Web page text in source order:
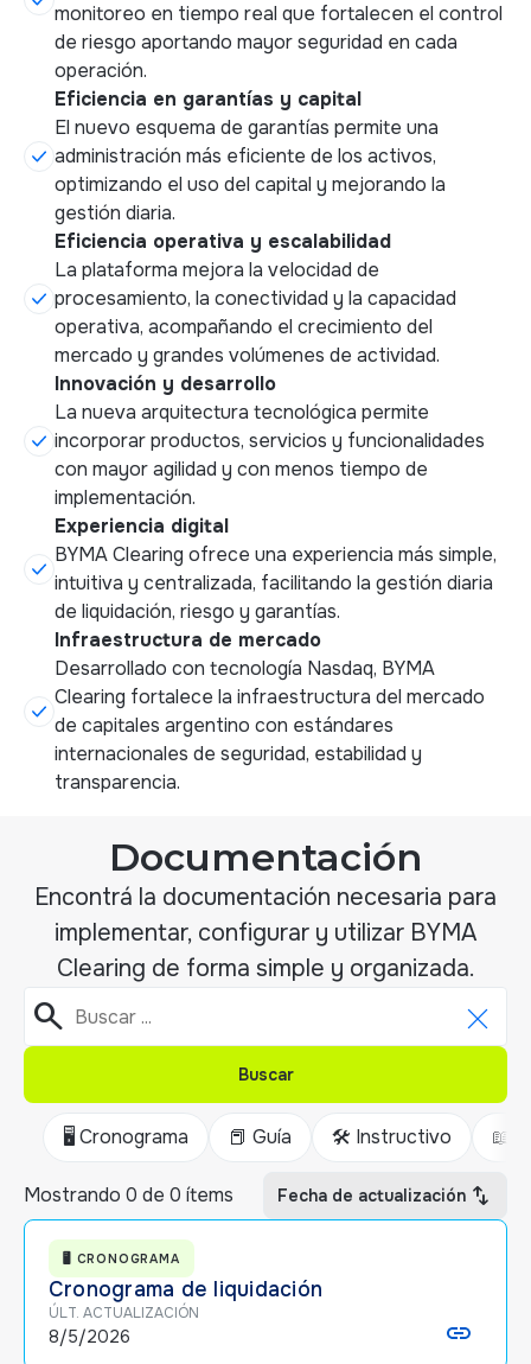
monitoreo en tiempo real que fortalecen el control
de riesgo aportando mayor seguridad en cada
operación.
Eficiencia en garantías y capital
El nuevo esquema de garantías permite una
administración más eficiente de los activos,
optimizando el uso del capital y mejorando la
gestión diaria.
Eficiencia operativa y escalabilidad
La plataforma mejora la velocidad de
procesamiento, la conectividad y la capacidad
operativa, acompañando el crecimiento del
mercado y grandes volúmenes de actividad.
Innovación y desarrollo
La nueva arquitectura tecnológica permite
incorporar productos, servicios y funcionalidades
con mayor agilidad y con menos tiempo de
implementación.
Experiencia digital
BYMA Clearing ofrece una experiencia más simple,
intuitiva y centralizada, facilitando la gestión diaria
de liquidación, riesgo y garantías.
Infraestructura de mercado
Desarrollado con tecnología Nasdaq, BYMA
Clearing fortalece la infraestructura del mercado
de capitales argentino con estándares
internacionales de seguridad, estabilidad y
transparencia.
Documentación
Encontrá la documentación necesaria para
implementar, configurar y utilizar BYMA
Clearing de forma simple y organizada.
search
Buscar
🖥️ Cronograma 📕 Guía 🛠️ Instructivo 📖
Mostrando 0 de 0 ítems Fecha de actualización swap_vert
🖥️ CRONOGRAMA
Cronograma de liquidación
ÚLT. ACTUALIZACIÓN
8/5/2026